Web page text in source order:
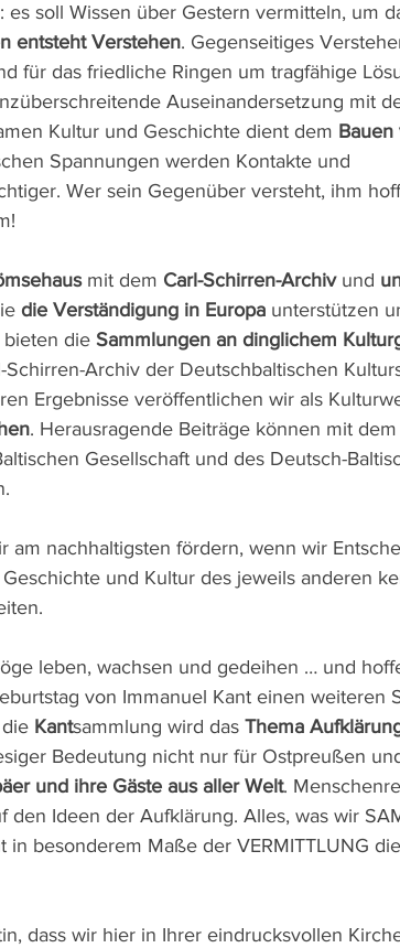
es soll Wissen über Gestern vermitteln, um
entsteht Verstehen. Gegenseitiges
für das friedliche Ringen um tragfähige
Auseinandersetzung mit
Kultur und Geschichte dient dem Bauen
Spannungen werden Kontakte und
Wer sein Gegenüber versteht, ihm
mit dem Carl-Schirren-Archiv und
die Verständigung in Europa unterstützen
bieten die Sammlungen an dinglichem
Schirren-Archiv der Deutschbaltischen
Ergebnisse veröffentlichen wir als
. Herausragende Beiträge können mit
Gesellschaft und des Deutsch-
am nachhaltigsten fördern, wenn wir
und Kultur des jeweils anderen
leben, wachsen und gedeihen … und
von Immanuel Kant einen weiteren
Kantsammlung wird das Thema
Bedeutung nicht nur für Ostpreußen
und ihre Gäste aus aller Welt.
den Ideen der Aufklärung. Alles, was wir
in besonderem Maße der VERMITTLUNG
dass wir hier in Ihrer eindrucksvollen